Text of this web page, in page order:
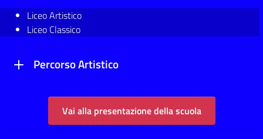
Liceo Artistico
Liceo Classico
Percorso Artistico
Vai alla presentazione della scuola